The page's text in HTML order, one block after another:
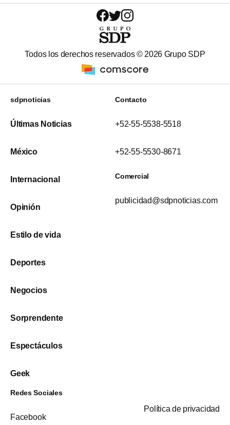
Todos los derechos reservados © 2026 Grupo SDP
sdpnoticias
Últimas Noticias
México
Internacional
Opinión
Estilo de vida
Deportes
Negocios
Sorprendente
Espectáculos
Geek
Contacto
+52-55-5538-5518
+52-55-5530-8671
Comercial
publicidad@sdpnoticias.com
Redes Sociales
Facebook
Política de privacidad